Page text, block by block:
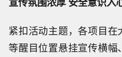
紧扣活动主题，各项目
等醒目位置悬挂宣传横幅